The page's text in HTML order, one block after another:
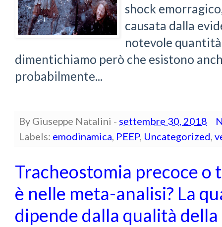
shock
causata dalla
notevole
dimentichiamo però che esistono
probabilmente...
By Giuseppe Natalini - settembre 30, 2018
Labels: emodinamica, PEEP, Uncategorized,
Tracheostomia precoce o
è nelle meta-analisi? La
dipende dalla qualità della